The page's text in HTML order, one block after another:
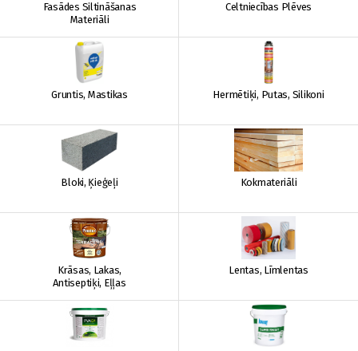
Fasādes Siltināšanas
Materiāli
Celtniecības Plēves
Gruntis, Mastikas Hermētiķi, Putas, Silikoni
Bloki, Ķieģeļi Kokmateriāli
Krāsas, Lakas,
Antiseptiķi, Eļļas
Lentas, Līmlentas